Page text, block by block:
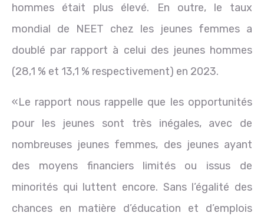
hommes était plus élevé. En outre, le taux
mondial de NEET chez les jeunes femmes a
doublé par rapport à celui des jeunes hommes
(28,1 % et 13,1 % respectivement) en 2023.
«Le rapport nous rappelle que les opportunités
pour les jeunes sont très inégales, avec de
nombreuses jeunes femmes, des jeunes ayant
des moyens financiers limités ou issus de
minorités qui luttent encore. Sans l’égalité des
chances en matière d’éducation et d’emplois